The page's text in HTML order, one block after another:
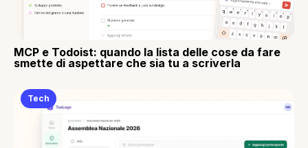
MCP e Todoist: quando la lista delle cose da fare
smette di aspettare che sia tu a scriverla
Tech